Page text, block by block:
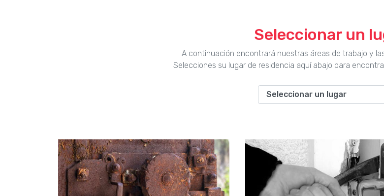
Seleccionar un
A continuación encontrará nuestras áreas de trabajo y
Selecciones su lugar de residencia aquí abajo para